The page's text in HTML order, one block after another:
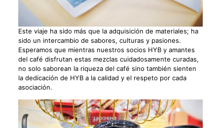
Este viaje ha sido más que la adquisición de materiales; ha
sido un intercambio de sabores, culturas y pasiones.
Esperamos que mientras nuestros socios HYB y amantes
del café disfrutan estas mezclas cuidadosamente curadas,
no solo saborean la riqueza del café sino también sienten
la dedicación de HYB a la calidad y el respeto por cada
asociación.